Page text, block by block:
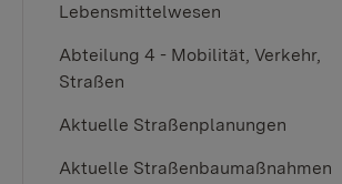
Lebensmittelwesen
Abteilung 4 - Mobilität, Verkehr,
Straßen
Aktuelle Straßenplanungen
Aktuelle Straßenbaumaßnahmen